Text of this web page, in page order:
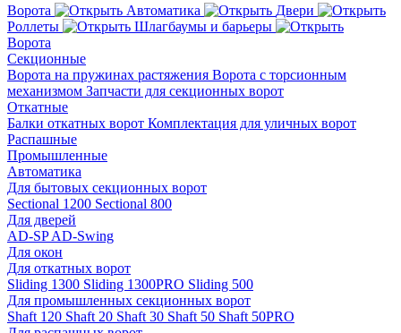
Ворота Автоматика
Двери
Роллеты
Шлагбаумы и барьеры
Ворота
Секционные
Ворота на пружинах растяжения Ворота с торсионным
механизмом Запчасти для секционных ворот
Откатные
Балки откатных ворот Комплектация для уличных ворот
Распашные
Промышленные
Автоматика
Для бытовых секционных ворот
Sectional 1200 Sectional 800
Для дверей
AD-SPAD-Swing
Для окон
Для откатных ворот
Sliding 1300 Sliding 1300PRO Sliding 500
Для промышленных секционных ворот
Shaft 120 Shaft 20 Shaft 30 Shaft 50 Shaft 50PRO